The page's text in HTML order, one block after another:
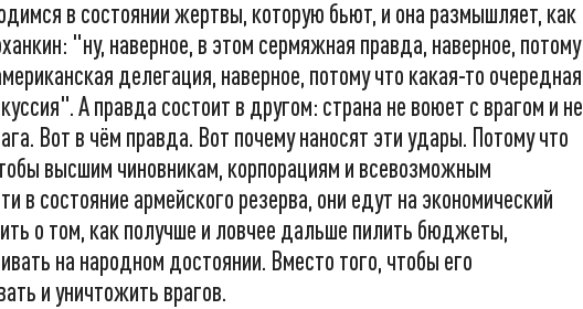
в состоянии жертвы, которую бьют, и она размышляет, как
"ну, наверное, в этом сермяжная правда, наверное, потому
делегация, наверное, потому что какая-то очередная
А правда состоит в другом: страна не воюет с врагом и не
Вот в чём правда. Вот почему наносят эти удары. Потому что
высшим чиновникам, корпорациям и всевозможным
в состояние армейского резерва, они едут на экономический
о том, как получше и ловчее дальше пилить бюджеты,
на народном достоянии. Вместо того, чтобы его
и уничтожить врагов.